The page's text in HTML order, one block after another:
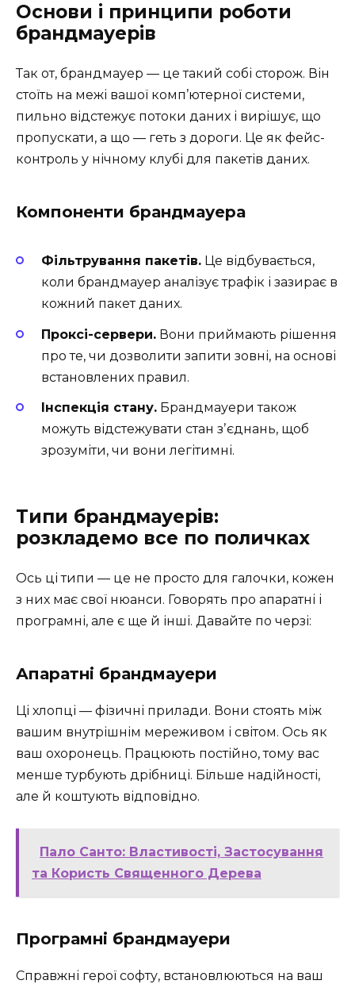
Основи і принципи роботи
брандмауерів
Так от, брандмауер — це такий собі сторож. Він
стоїть на межі вашої комп’ютерної системи,
пильно відстежує потоки даних і вирішує, що
пропускати, а що — геть з дороги. Це як фейс-
контроль у нічному клубі для пакетів даних.
Компоненти брандмауера
Фільтрування пакетів. Це відбувається,
коли брандмауер аналізує трафік і зазирає в
кожний пакет даних.
Проксі-сервери. Вони приймають рішення
про те, чи дозволити запити зовні, на основі
встановлених правил.
Інспекція стану. Брандмауери також
можуть відстежувати стан зʼєднань, щоб
зрозуміти, чи вони легітимні.
Типи брандмауерів:
розкладемо все по поличках
Ось ці типи — це не просто для галочки, кожен
з них має свої нюанси. Говорять про апаратні і
програмні, але є ще й інші. Давайте по черзі:
Апаратні брандмауери
Ці хлопці — фізичні прилади. Вони стоять між
вашим внутрішнім мереживом і світом. Ось як
ваш охоронець. Працюють постійно, тому вас
менше турбують дрібниці. Більше надійності,
але й коштують відповідно.
Пало Санто: Властивості, Застосування
та Користь Священного Дерева
Програмні брандмауери
Справжні герої софту, встановлюються на ваш